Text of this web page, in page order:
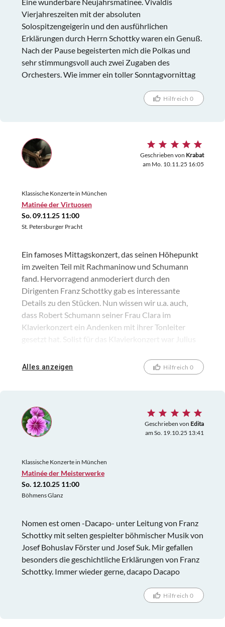
Eine wunderbare Neujahrsmatinee. Vivaldis
Vierjahreszeiten mit der absoluten
Solospitzengeigerin und den ausführlichen
Erklärungen durch Herrn Schottky waren ein Genuß.
Nach der Pause begeisterten mich die Polkas und
sehr stimmungsvoll auch zwei Zugaben des
Orchesters. Wie immer ein toller Sonntagvornittag
Hilfreich 0
Geschrieben von Krabat
am Mo. 10.11.25 16:05
Klassische Konzerte in München
Matinée der Virtuosen
So. 09.11.25 11:00
St. Petersburger Pracht
Ein famoses Mittagskonzert, das seinen Höhepunkt
im zweiten Teil mit Rachmaninow und Schumann
fand. Hervorragend anmoderiert durch den
Dirigenten Franz Schottky gab es interessante
Details zu den Stücken. Nun wissen wir u.a. auch,
dass Robert Schumann seiner Frau Clara im
Klavierkonzert ein Andenken mit ihrer Tonleiter
gesetzt hat. Solist für das Klavierkonzert war Julius
Glanzlicht bei dem Konzert war.
Alles anzeigen Hilfreich 0
Geschrieben von Edita
am So. 19.10.25 13:41
Klassische Konzerte in München
Matinée der Meisterwerke
So. 12.10.25 11:00
Böhmens Glanz
Nomen est omen -Dacapo- unter Leitung von Franz
Schottky mit selten gespielter böhmischer Musik von
Josef Bohuslav Förster und Josef Suk. Mir gefallen
besonders die geschichtliche Erklärungen von Franz
Schottky. Immer wieder gerne, dacapo Dacapo
Hilfreich 0